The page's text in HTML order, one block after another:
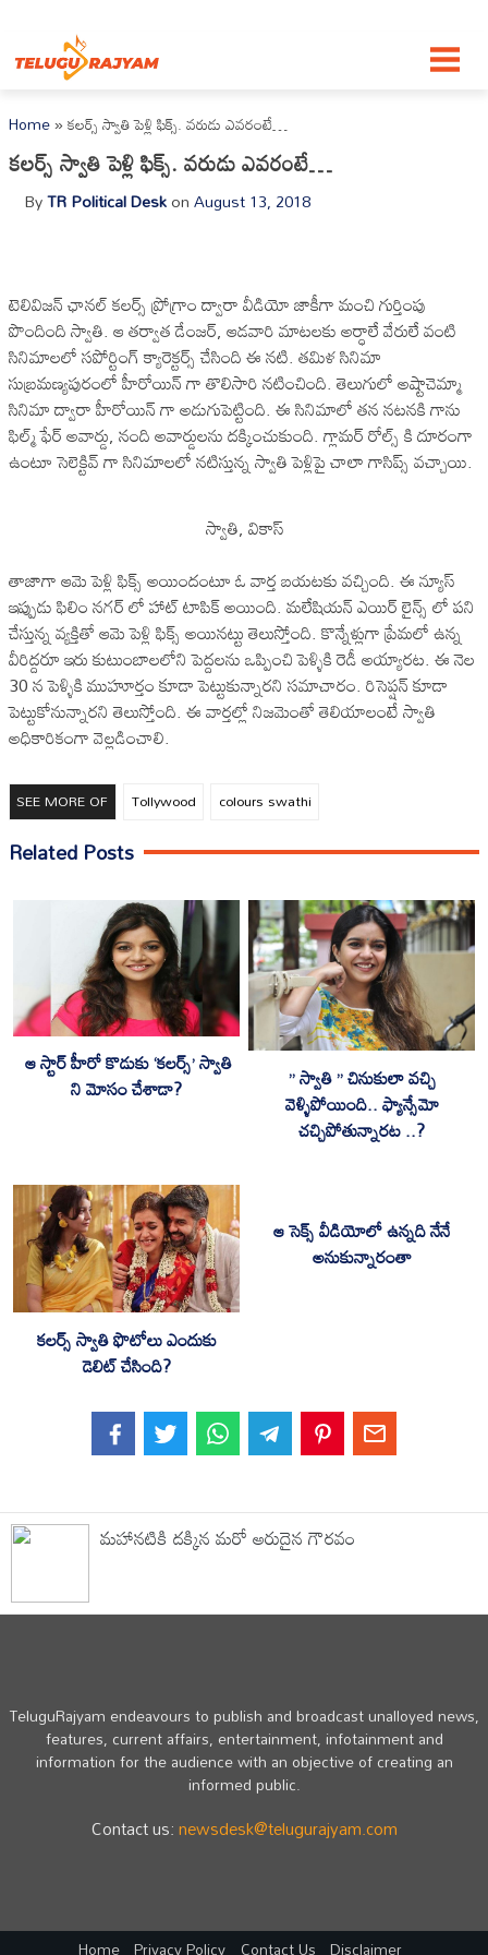
Home»కలర్స్ స్వాతి పెళ్లి ఫిక్స్. వరుడు ఎవరంటే…
కలర్స్ స్వాతి పెళ్లి ఫిక్స్. వరుడు ఎవరంటే…
ByTR Political DeskonAugust 13, 2018
టెలివిజన్ ఛానల్ కలర్స్ ప్రోగ్రాం ద్వారా వీడియో జాకీగా మంచి గుర్తింపు
పొందింది స్వాతి. ఆ తర్వాత డేంజర్, ఆడవారి మాటలకు అర్ధాలే వేరులే వంటి
సినిమాలలో సపోర్టింగ్ క్యారెక్టర్స్ చేసింది ఈ నటి. తమిళ సినిమా
సుబ్రమణ్యపురంలో హీరోయిన్ గా తొలిసారి నటించింది. తెలుగులో అష్టాచెమ్మా
సినిమా ద్వారా హీరోయిన్ గా అడుగుపెట్టింది. ఈ సినిమాలో తన నటనకి గాను
ఫిల్మ్ ఫేర్ అవార్డు, నంది అవార్డులను దక్కించుకుంది. గ్లామర్ రోల్స్ కి దూరంగా
ఉంటూ సెలెక్టివ్ గా సినిమాలలో నటిస్తున్న స్వాతి పెళ్లిపై చాలా గాసిప్స్ వచ్చాయి.
స్వాతి, వికాస్
తాజాగా ఆమె పెళ్లి ఫిక్స్ అయిందంటూ ఓ వార్త బయటకు వచ్చింది. ఈ న్యూస్
ఇప్పుడు ఫిలిం నగర్ లో హాట్ టాపిక్ అయింది. మలేషియన్ ఎయిర్ లైన్స్ లో పని
చేస్తున్న వ్యక్తితో ఆమె పెళ్లి ఫిక్స్ అయినట్టు తెలుస్తోంది. కొన్నేళ్లుగా ప్రేమలో ఉన్న
వీరిద్దరూ ఇరు కుటుంబాలలోని పెద్దలను ఒప్పించి పెళ్ళికి రెడీ అయ్యారట. ఈ నెల
30 న పెళ్ళికి ముహూర్తం కూడా పెట్టుకున్నారని సమాచారం. రిసెప్షన్ కూడా
పెట్టుకోనున్నారని తెలుస్తోంది. ఈ వార్తల్లో నిజమెంతో తెలియాలంటే స్వాతి
అధికారికంగా వెల్లడించాలి.
SEE MORE OF Tollywood colours swathi
Related Posts
ఆ స్టార్ హీరో కొడుకు ‘కలర్స్’ స్వాతి
ని మోసం చేశాడా? ” స్వాతి ” చినుకులా వచ్చి
వెళ్ళిపోయింది.. ఫ్యాన్సేమో
చచ్చిపోతున్నారట ..?
కల‌ర్స్ స్వాతి ఫొటోలు ఎందుకు
డెలిట్ చేసింది?
ఆ సెక్స్ వీడియోలో ఉన్నది నేనే
అనుకున్నారంతా
మహానటికి దక్కిన మరో అరుదైన గౌరవం
TeluguRajyam endeavours to publish and broadcast unalloyed news,
features, current affairs, entertainment, infotainment and
information for the audience with an objective of creating an
informed public.
Contact us:newsdesk@telugurajyam.com
Home Privacy Policy Contact Us Disclaimer